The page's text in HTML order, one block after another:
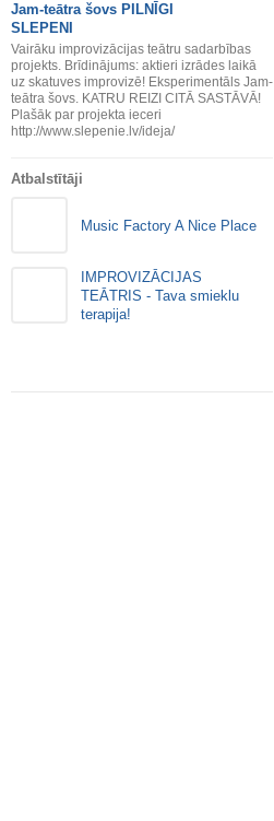
Jam-teātra šovs PILNĪGI
SLEPENI
Vairāku improvizācijas teātru sadarbības
projekts. Brīdinājums: aktieri izrādes laikā
uz skatuves improvizē! Eksperimentāls Jam-
teātra šovs. KATRU REIZI CITĀ SASTĀVĀ!
Plašāk par projekta ieceri
http://www.slepenie.lv/ideja/
Atbalstītāji
Music Factory A Nice Place
IMPROVIZĀCIJAS
TEĀTRIS - Tava smieklu
terapija!